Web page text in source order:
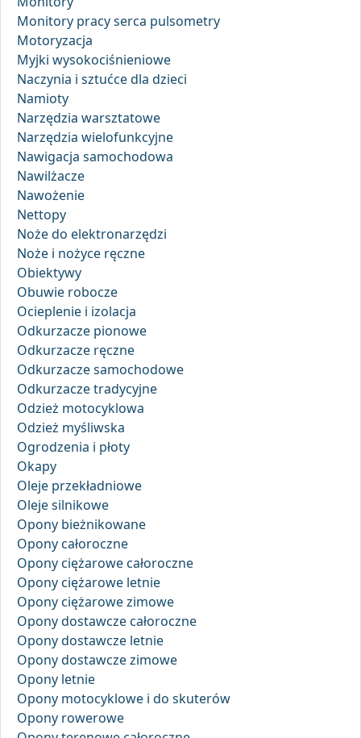
Monitory pracy serca pulsometry
Motoryzacja
Myjki wysokociśnieniowe
Naczynia i sztućce dla dzieci
Namioty
Narzędzia warsztatowe
Narzędzia wielofunkcyjne
Nawigacja samochodowa
Nawilżacze
Nawożenie
Nettopy
Noże do elektronarzędzi
Noże i nożyce ręczne
Obiektywy
Obuwie robocze
Ocieplenie i izolacja
Odkurzacze pionowe
Odkurzacze ręczne
Odkurzacze samochodowe
Odkurzacze tradycyjne
Odzież motocyklowa
Odzież myśliwska
Ogrodzenia i płoty
Okapy
Oleje przekładniowe
Oleje silnikowe
Opony bieżnikowane
Opony całoroczne
Opony ciężarowe całoroczne
Opony ciężarowe letnie
Opony ciężarowe zimowe
Opony dostawcze całoroczne
Opony dostawcze letnie
Opony dostawcze zimowe
Opony letnie
Opony motocyklowe i do skuterów
Opony rowerowe